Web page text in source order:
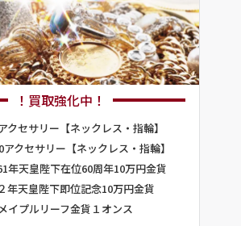
！買取強化中！
クセサリー【ネックレス・指輪】
アクセサリー【ネックレス・指輪】
年天皇陛下在位60周年10万円金貨
年天皇陛下即位記念10万円金貨
イプルリーフ金貨１オンス